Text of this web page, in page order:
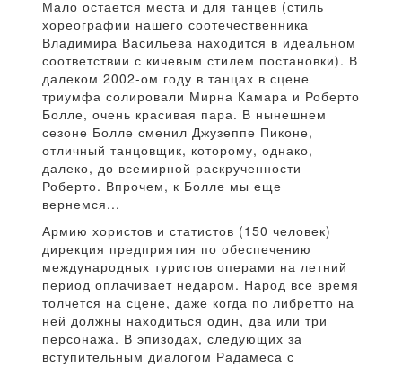
Мало остается места и для танцев (стиль
хореографии нашего соотечественника
Владимира Васильева находится в идеальном
соответствии с кичевым стилем постановки). В
далеком 2002-ом году в танцах в сцене
триумфа солировали Мирна Камара и Роберто
Болле, очень красивая пара. В нынешнем
сезоне Болле сменил Джузеппе Пиконе,
отличный танцовщик, которому, однако,
далеко, до всемирной раскрученности
Роберто. Впрочем, к Болле мы еще
вернемся...
Армию хористов и статистов (150 человек)
дирекция предприятия по обеспечению
международных туристов операми на летний
период оплачивает недаром. Народ все время
толчется на сцене, даже когда по либретто на
ней должны находиться один, два или три
персонажа. В эпизодах, следующих за
вступительным диалогом Радамеса с